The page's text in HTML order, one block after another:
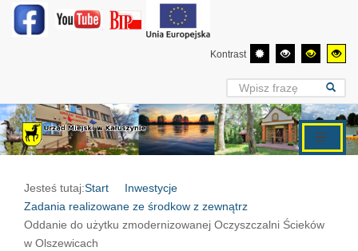
Kontrast
Jesteś tutaj:Start
Inwestycje
Zadania realizowane ze środkow z zewnątrz
Oddanie do użytku zmodernizowanej Oczyszczalni Ścieków
w Olszewicach